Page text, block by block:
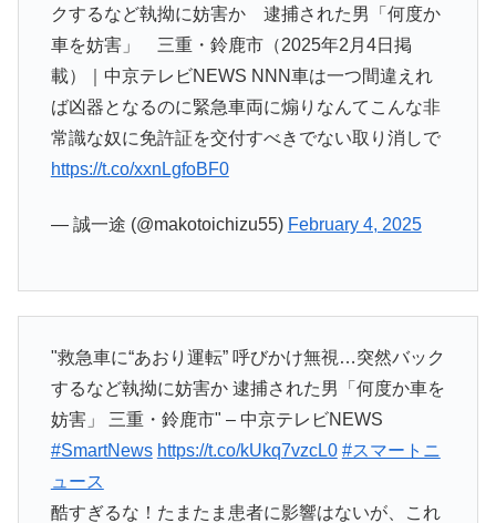
クするなど執拗に妨害か 逮捕された男「何度か
車を妨害」 三重・鈴鹿市（2025年2月4日掲
載）｜中京テレビNEWS NNN車は一つ間違えれ
ば凶器となるのに緊急車両に煽りなんてこんな非
常識な奴に免許証を交付すべきでない取り消しで
https://t.co/xxnLgfoBF0
— 誠一途 (@makotoichizu55) February 4, 2025
"救急車に“あおり運転” 呼びかけ無視…突然バック
するなど執拗に妨害か 逮捕された男「何度か車を
妨害」 三重・鈴鹿市" – 中京テレビNEWS
#SmartNews https://t.co/kUkq7vzcL0 #スマートニ
ュース
酷すぎるな！たまたま患者に影響はないが、これ